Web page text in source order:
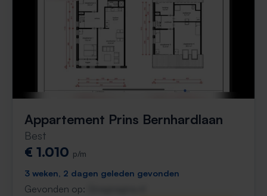
Appartement Prins Bernhardlaan
Best
€ 1.010 p/m
3 weken, 2 dagen geleden gevonden
Gevonden op: